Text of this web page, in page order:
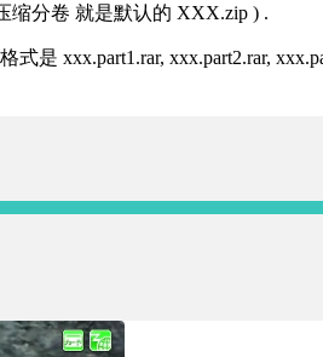
缩分卷 就是默认的 XXX.zip ) .
xxx.part1.rar, xxx.part2.rar,